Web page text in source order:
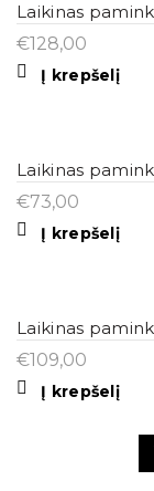
Laikinas
€128,00
Į krepšelį
Laikinas
€73,00
Į krepšelį
Laikinas
€109,00
Į krepšelį